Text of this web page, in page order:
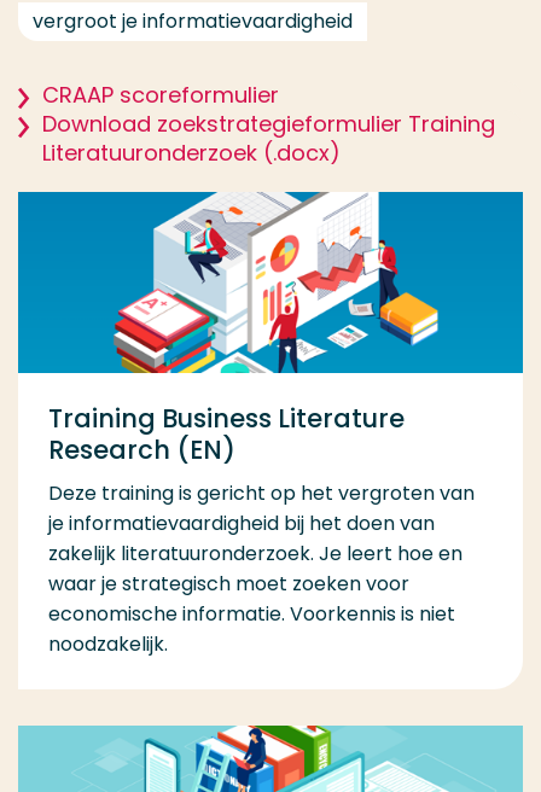
vergroot je informatievaardigheid
CRAAP scoreformulier
Download zoekstrategieformulier Training
Literatuuronderzoek (.docx)
Training Business Literature
Research (EN)
Deze training is gericht op het vergroten van
je informatievaardigheid bij het doen van
zakelijk literatuuronderzoek. Je leert hoe en
waar je strategisch moet zoeken voor
economische informatie. Voorkennis is niet
noodzakelijk.